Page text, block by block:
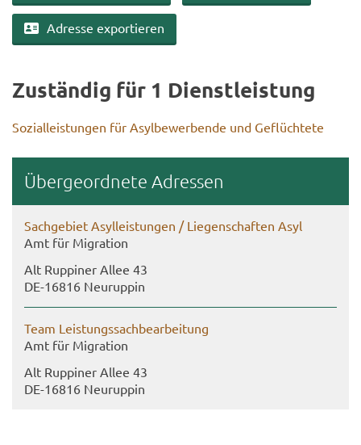
Adres­se ex­por­tie­ren
Zu­stän­dig für 1 Dienst­leis­tung
So­zi­al­leis­tun­gen für Asyl­be­wer­ben­de und Ge­flüch­te­te
Über­ge­ord­ne­te Adres­sen
Sach­ge­biet Asyl­leis­tun­gen / Lie­gen­schaf­ten Asyl
Amt für Mi­gra­ti­on
Alt Rup­pi­ner Allee 43
DE-​16816 Neu­rup­pin
Team Leis­tungs­sach­be­ar­bei­tung
Amt für Mi­gra­ti­on
Alt Rup­pi­ner Allee 43
DE-​16816 Neu­rup­pin